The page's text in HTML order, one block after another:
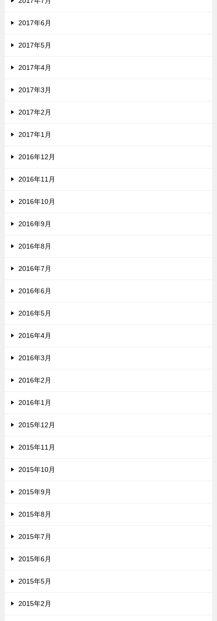
2017年6月
2017年5月
2017年4月
2017年3月
2017年2月
2017年1月
2016年12月
2016年11月
2016年10月
2016年9月
2016年8月
2016年7月
2016年6月
2016年5月
2016年4月
2016年3月
2016年2月
2016年1月
2015年12月
2015年11月
2015年10月
2015年9月
2015年8月
2015年7月
2015年6月
2015年5月
2015年2月